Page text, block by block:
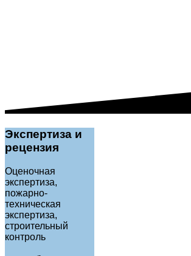
Экспертиза и
рецензия
Оценочная
экспертиза,
пожарно-
техническая
экспертиза,
строительный
контроль